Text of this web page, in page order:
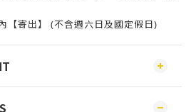
【寄出】 (不含週六日及國定假日)